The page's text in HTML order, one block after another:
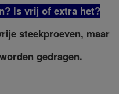
ls vrij of extra het?
steekproeven, maar
gedragen.